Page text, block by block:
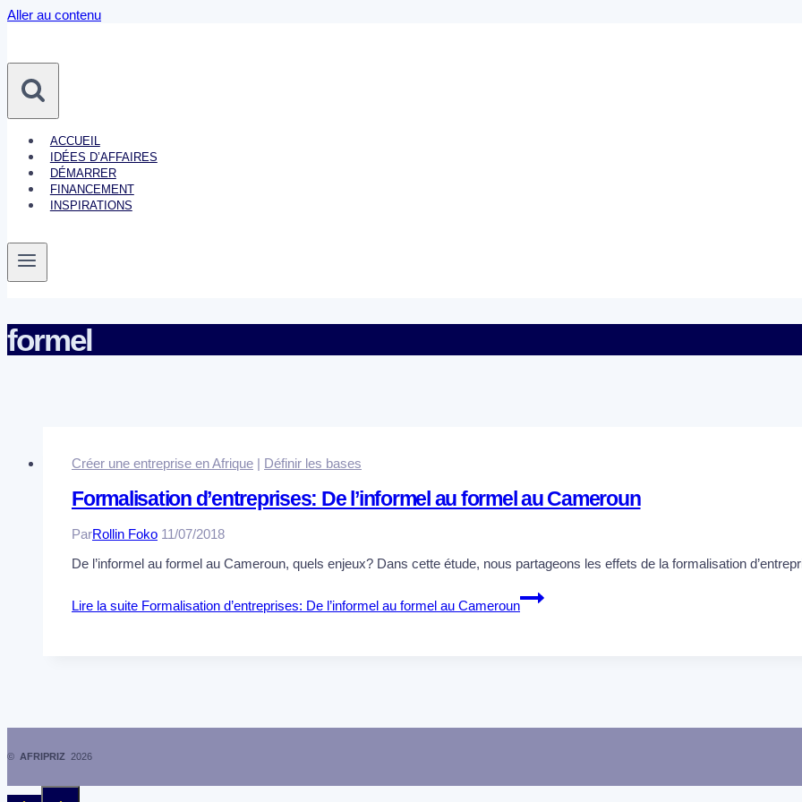
Aller au contenu
ACCUEIL
IDÉES D’AFFAIRES
DÉMARRER
FINANCEMENT
INSPIRATIONS
formel
Créer une entreprise en Afrique | Définir les bases
Formalisation d’entreprises: De l’informel au formel au Cameroun
ParRollin Foko 11/07/2018
De l’informel au formel au Cameroun, quels enjeux? Dans cette étude, nous partageons les effets de la formalisation
Lire la suite Formalisation d’entreprises: De l’informel au formel au Cameroun
© AFRIPRIZ 2026